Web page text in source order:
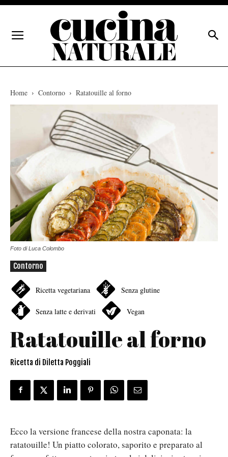
Home Contorno Ratatouille al forno
Foto di Luca Colombo
Contorno
Ricetta vegetariana Senza glutine
Senza latte e derivati Vegan
Ratatouille al forno
Ricetta di Diletta Poggiali
Ecco la versione francese della nostra caponata: la
ratatouille! Un piatto colorato, saporito e preparato al